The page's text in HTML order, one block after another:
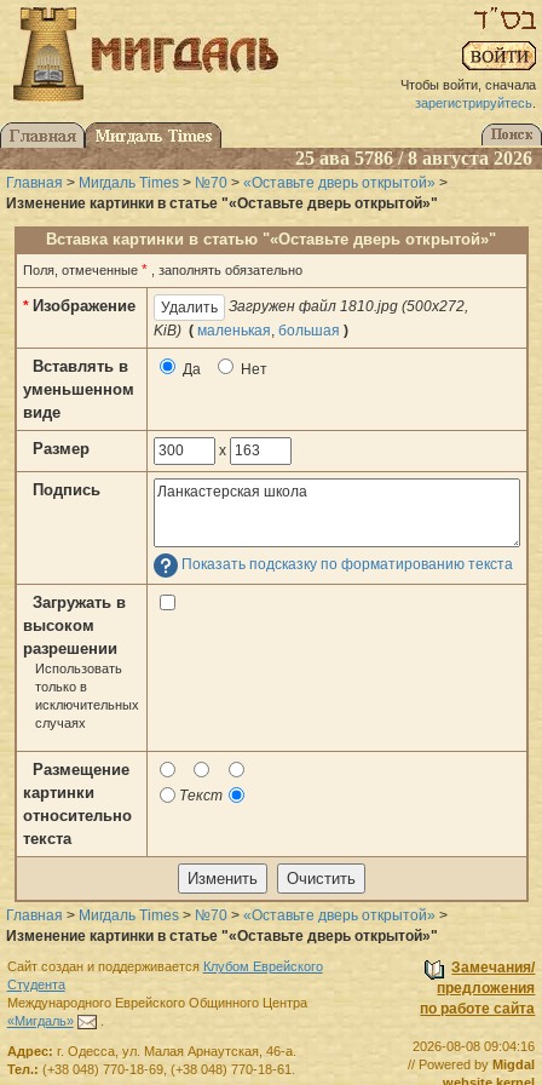
Чтобы войти, сначала
зарегистрируйтесь.
25 ава 5786 / 8 августа 2026
Главная > Мигдаль Times > №70 > «Оставьте дверь открытой» >
Изменение картинки в статье "«Оставьте дверь открытой»"
Вставка картинки в статью "«Оставьте дверь открытой»"
Поля, отмеченные * , заполнять обязательно
* Изображение
Загружен файл 1810.jpg (500x272,
KiB) ( маленькая большая )
Вставлять в
уменьшенном
виде
Да Нет
Размер x
Подпись
Показать подсказку по форматированию текста
Загружать в
высоком
разрешении
Использовать
только в
исключительных
случаях
Размещение
картинки
относительно
текста
Текст
Главная > Мигдаль Times > №70 > «Оставьте дверь открытой» >
Изменение картинки в статье "«Оставьте дверь открытой»"
Замечания/
предложения
по работе сайта
2026-08-08 09:04:16
// Powered by Migdal
Сайт создан и поддерживается Клубом Еврейского
Студента
Международного Еврейского Общинного Центра
«Мигдаль»
Адрес: г. Одесса, ул. Малая Арнаутская, 46-а.
Тел.: (+38 048) 770-18-69, (+38 048) 770-18-61